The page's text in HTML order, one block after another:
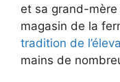
et sa grand-
magasin de la
tradition de
mains de